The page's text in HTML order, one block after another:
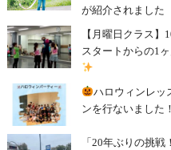
が紹介されました
【月曜日クラス】
スタートからの1ヶ
ハロウィンレッ
ンを行ないました！
「20年ぶりの挑戦